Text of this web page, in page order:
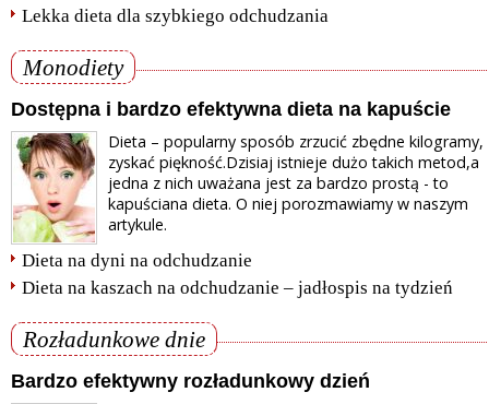
Lekka dieta dla szybkiego odchudzania
Monodiety
Dostępna i bardzo efektywna dieta na kapuście
Dieta – popularny sposób zrzucić zbędne kilogramy,
zyskać piękność.Dzisiaj istnieje dużo takich metod,a
jedna z nich uważana jest za bardzo prostą - to
kapuściana dieta. O niej porozmawiamy w naszym
artykule.
Dieta na dyni na odchudzanie
Dieta na kaszach na odchudzanie – jadłospis na tydzień
Rozładunkowe dnie
Bardzo efektywny rozładunkowy dzień